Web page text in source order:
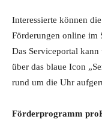
Interessierte können
Förderungen online im
Das Serviceportal kann
über das blaue Icon
rund um die Uhr
Förderprogramm